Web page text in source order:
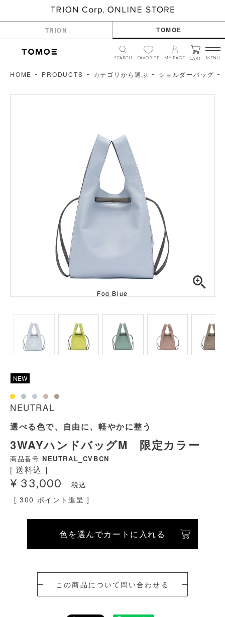
TRION TOMOE
SEARCH FAVORITE MY PAGE CART MENU
HOME PRODUCTS カテゴリから選ぶ ショルダーバッグ
Fog Blue
NEW
NEUTRAL
選べる色で、自由に、軽やかに整う
3WAYハンドバッグM 限定カラー
商品番号 NEUTRAL_CVBCN
送料込
¥ 33,000
税込
[ 300 ポイント進呈 ]
色を選んでカートに入れる
この商品について問い合わせる